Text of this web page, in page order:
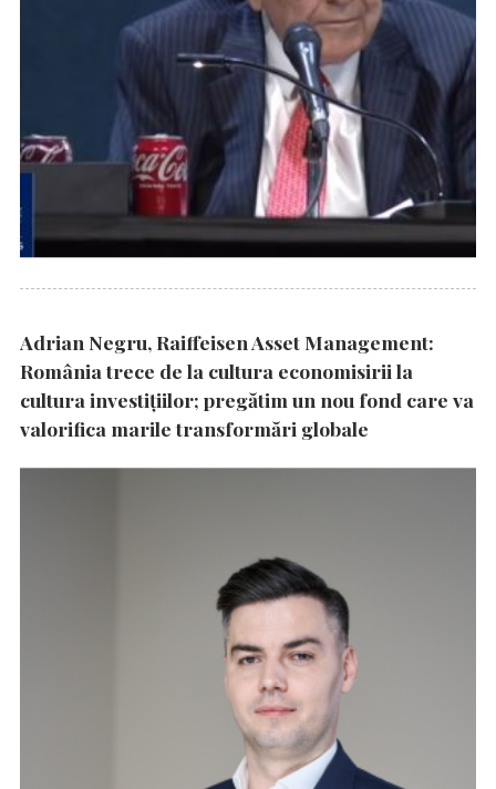
Adrian Negru, Raiffeisen Asset Management:
România trece de la cultura economisirii la
cultura investițiilor; pregătim un nou fond care va
valorifica marile transformări globale